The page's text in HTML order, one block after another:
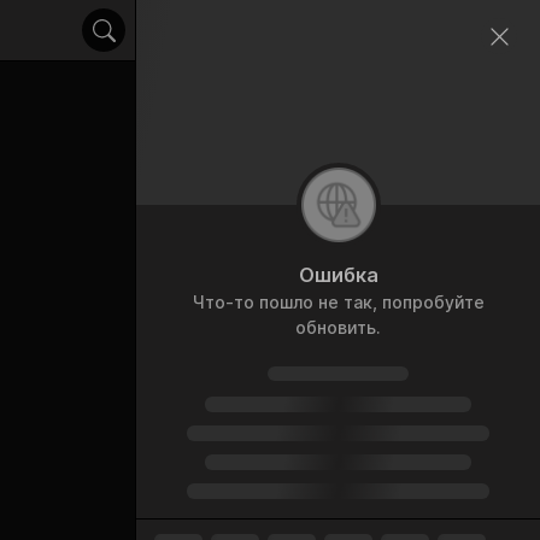
Ошибка
Опции
Ошибка
Что-то пошло не так, попробуйте
обновить.